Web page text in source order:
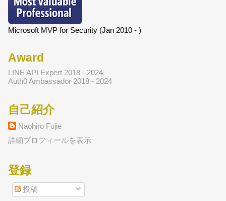
Microsoft MVP for Security (Jan 2010 - )
Award
LINE API Expert 2018 - 2024
Auth0 Ambassador 2018 - 2024
自己紹介
Naohiro Fujie
詳細プロフィールを表示
登録
投稿